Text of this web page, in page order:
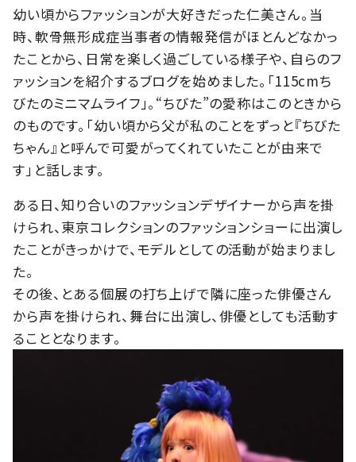
幼い頃からファッションが大好きだった仁美さん。当
時、軟骨無形成症当事者の情報発信がほとんどなかっ
たことから、日常を楽しく過ごしている様子や、自らのフ
ァッションを紹介するブログを始めました。「115cmち
びたのミニマムライフ」。“ちびた”の愛称はこのときから
のものです。「幼い頃から父が私のことをずっと『ちびた
ちゃん』と呼んで可愛がってくれていたことが由来で
す」と話します。
ある日、知り合いのファッションデザイナーから声を掛
けられ、東京コレクションのファッションショーに出演し
たことがきっかけで、モデルとしての活動が始まりまし
た。
その後、とある個展の打ち上げで隣に座った俳優さん
から声を掛けられ、舞台に出演し、俳優としても活動す
ることとなります。